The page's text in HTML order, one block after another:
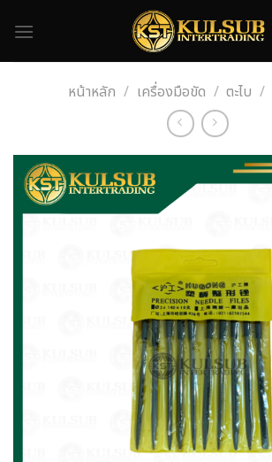
หน้าหลัก / เครื่องมือขัด / ตะไบ /